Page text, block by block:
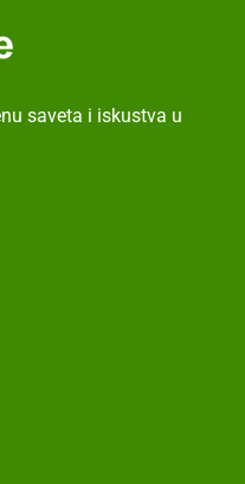
saveta i iskustva u